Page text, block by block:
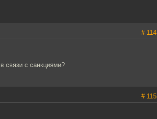
# 114
связи с санкциями?
# 115